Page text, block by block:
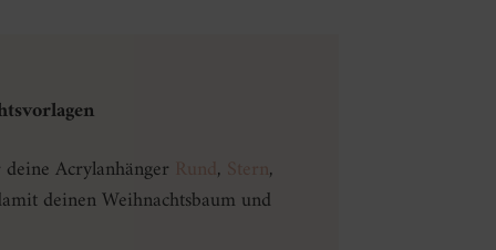
Acrylanhänger Rund, Stern,
deinen Weihnachtsbaum und